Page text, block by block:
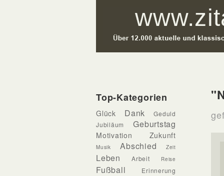
Top-Kategorien
Glück Dank
Geduld
Jubiläum
Geburtstag
Motivation Zukunft
Musik Abschied Zeit
Leben Arbeit Reise
Fußball Erinnerung